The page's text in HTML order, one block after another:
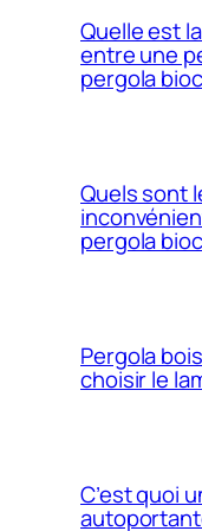
Quelle est
entre une
pergola
Quels sont
pergola
Pergola
choisir le
C’est quoi